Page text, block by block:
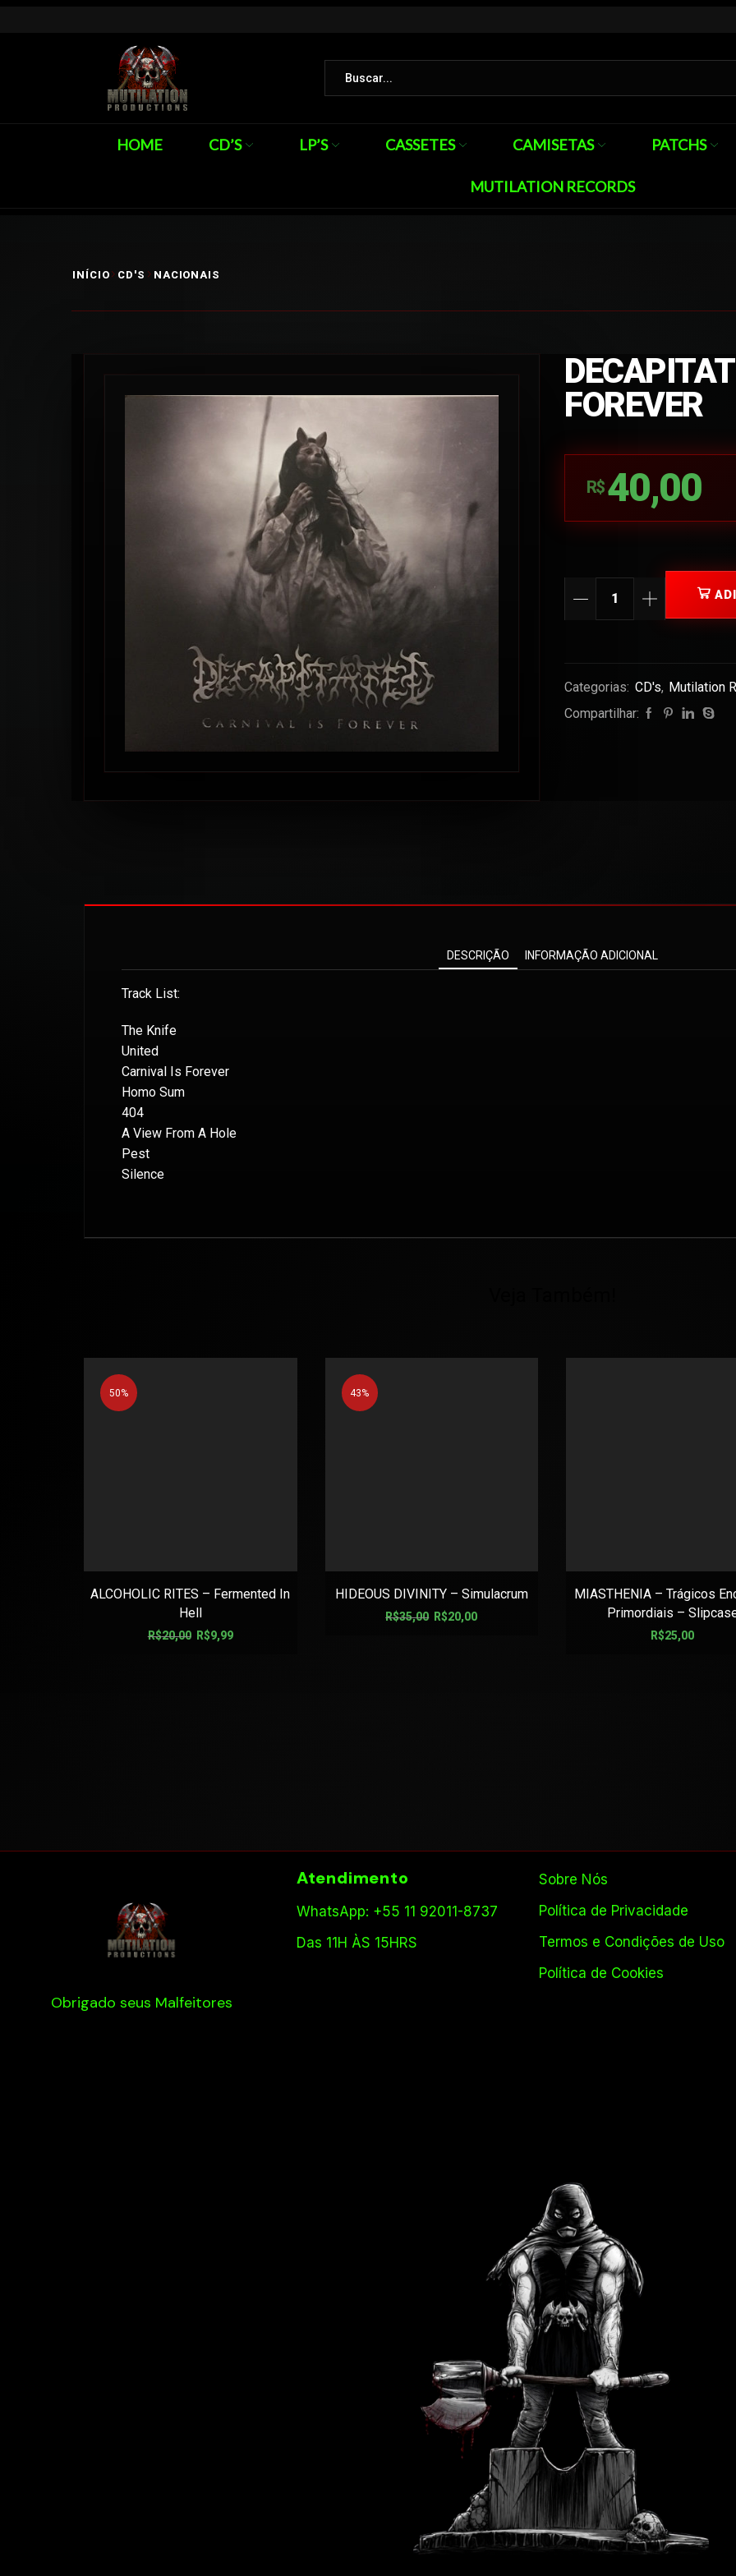
HOME CD’S LP’S CASSETES CAMISETAS PATCHS
MUTILATION RECORDS
INÍCIO CD'S NACIONAIS
FOREVER
R$ 40,00
Categorias: CD's, Mutilation
Compartilhar:
DESCRIÇÃO INFORMAÇÃO ADICIONAL
Track List:
The Knife
United
Carnival Is Forever
Homo Sum
404
A View From A Hole
Pest
Silence
50%
ALCOHOLIC RITES – Fermented In
Hell
R$20,00 R$9,99
43%
HIDEOUS DIVINITY – Simulacrum
R$35,00 R$20,00
MIASTHENIA – Trágicos
Primordiais –
R$25,00
Obrigado seus Malfeitores
Atendimento
WhatsApp: +55 11 92011-8737
Das 11H ÀS 15HRS
Sobre Nós
Política de Privacidade
Termos e Condições de Uso
Política de Cookies